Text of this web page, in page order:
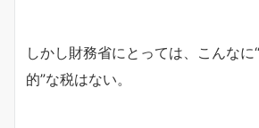
しかし財務省にとっては、こんなに
的”な税はない。